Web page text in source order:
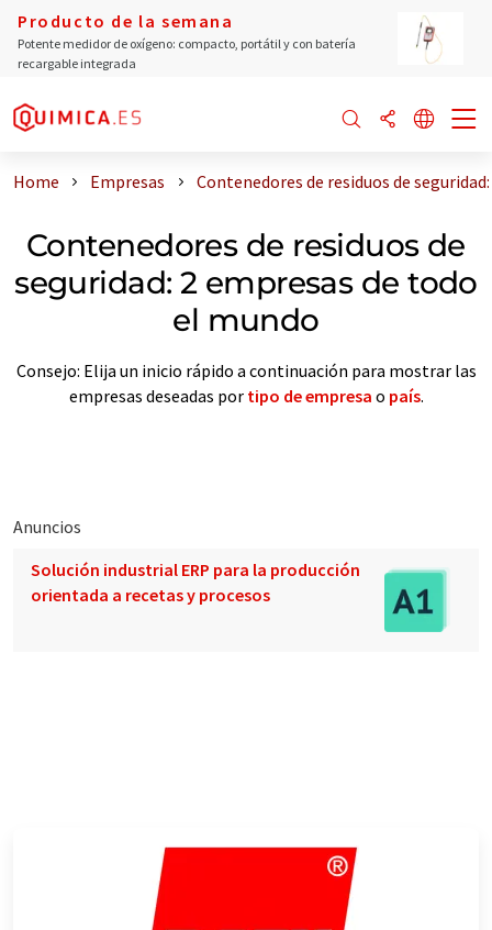
Producto de la semana
Potente medidor de oxígeno: compacto, portátil y con batería
recargable integrada
Home Empresas Contenedores de residuos de
Contenedores de residuos de
seguridad: 2 empresas de todo
el mundo
Consejo: Elija un inicio rápido a continuación para mostrar las
empresas deseadas por tipo de empresa o país.
Anuncios
Solución industrial ERP para la producción
orientada a recetas y procesos